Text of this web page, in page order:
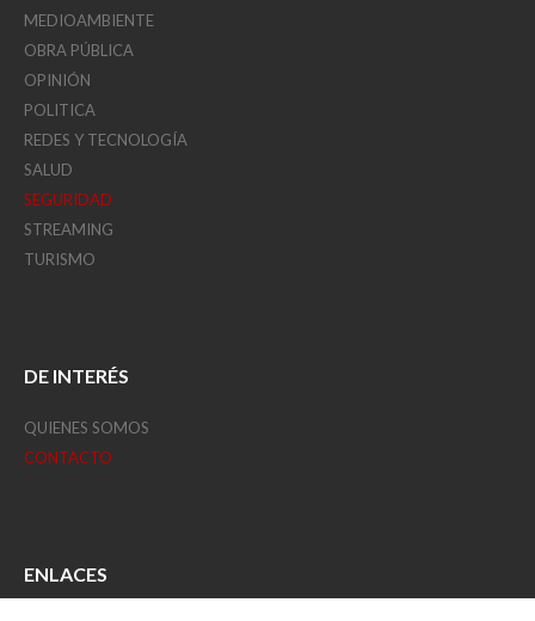
MEDIOAMBIENTE
OBRA PÚBLICA
OPINIÓN
POLITICA
REDES Y TECNOLOGÍA
SALUD
SEGURIDAD
STREAMING
TURISMO
DE INTERÉS
QUIENES SOMOS
CONTACTO
ENLACES